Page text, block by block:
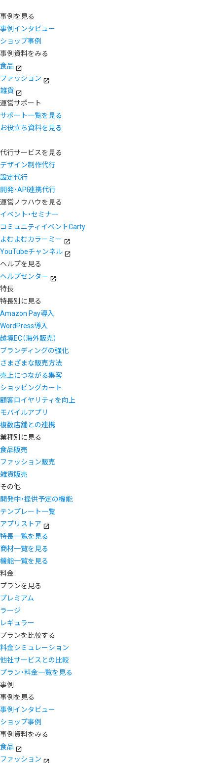
事例を見る
事例インタビュー
ショップ事例
事例資料をみる
食品
ファッション
雑貨
運営サポート
サポート一覧を見る
お役立ち資料を見る
代行サービスを見る
デザイン制作代行
設定代行
開発・API連携代行
運営ノウハウを見る
イベント・セミナー
コミュニティイベントCarty
よむよむカラーミー
YouTubeチャンネル
ヘルプを見る
ヘルプセンター
特長
特長別に見る
Amazon Pay導入
WordPress導入
越境EC（海外販売）
ブランディングの強化
さまざまな販売方法
売上につながる集客
ショッピングカート
顧客ロイヤリティを向上
モバイルアプリ
複数店舗との連携
業種別に見る
食品販売
ファッション販売
雑貨販売
その他
開発中・提供予定の機能
テンプレート一覧
アプリストア
特長一覧を見る
商材一覧を見る
機能一覧を見る
料金
プランを見る
プレミアム
ラージ
レギュラー
プランを比較する
料金シミュレーション
他社サービスとの比較
プラン・料金一覧を見る
事例
事例を見る
事例インタビュー
ショップ事例
事例資料をみる
食品
ファッション